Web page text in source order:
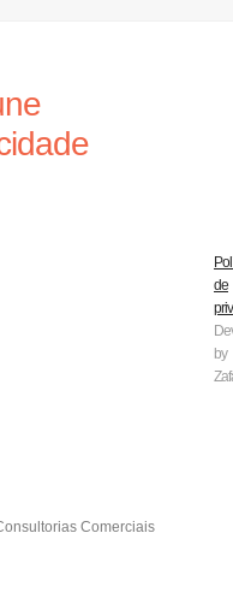
de
by
Comerciais